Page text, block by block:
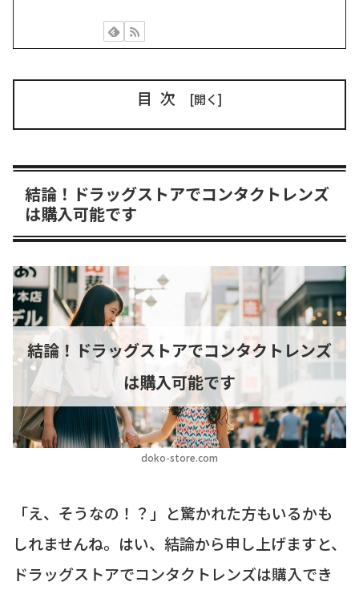
目次
結論！ドラッグストアでコンタクトレンズ
は購入可能です
doko-store.com
結論！ドラッグストアでコンタクトレンズ
は購入可能です
「え、そうなの！？」と驚かれた方もいるかも
しれませんね。はい、結論から申し上げますと、
ドラッグストアでコンタクトレンズは購入でき